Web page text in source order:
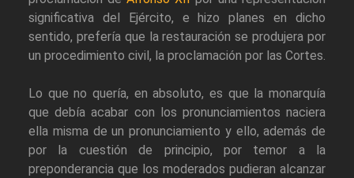
significativa del Ejército, e hizo planes en dicho
sentido, prefería que la restauración se produjera por
un procedimiento civil, la proclamación por las Cortes.
Lo que no quería, en absoluto, es que la monarquía
que debía acabar con los pronunciamientos naciera
ella misma de un pronunciamiento y ello, además de
por la cuestión de principio, por temor a la
preponderancia que los moderados pudieran alcanzar